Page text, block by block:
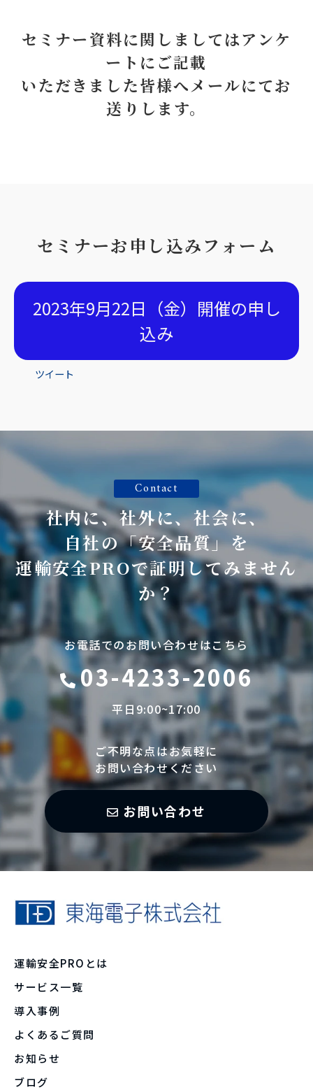
セミナー資料に関しましてはアンケ
ートにご記載
いただきました皆様へメールにてお
送りします。
セミナーお申し込みフォーム
2023年9月22日（金）開催の申し
込み
ツイート
Contact
社内に、社外に、社会に、
自社の「安全品質」を
運輸安全PROで証明してみません
か？
お電話でのお問い合わせはこちら
03-4233-2006
平日9:00~17:00
ご不明な点はお気軽に
お問い合わせください
お問い合わせ
運輸安全PROとは
サービス一覧
導入事例
よくあるご質問
お知らせ
ブログ